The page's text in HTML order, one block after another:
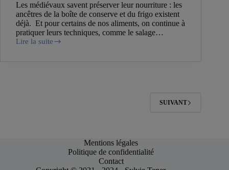
Les médiévaux savent préserver leur nourriture : les
ancêtres de la boîte de conserve et du frigo existent
déjà. Et pour certains de nos aliments, on continue à
pratiquer leurs techniques, comme le salage…
Lire la suite
Comment
SUIVANT
Mentions légales
Politique de confidentialité
Contact